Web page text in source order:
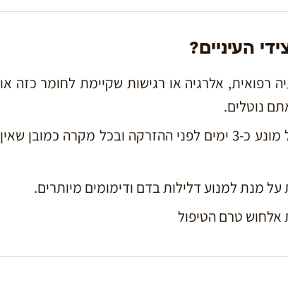
העיניים?
רפואית, אלרגיה או רגישות שקיימת לחומר כזה או
נוטלים.
– מומלץ לבצע טיפול מונע כ-3 ימים לפני ההזרקה ובכל מקרה כמובן שאין
על מנת למנוע דלילות בדם ודימומים מיותרים.
אלחוש טרם הטיפול